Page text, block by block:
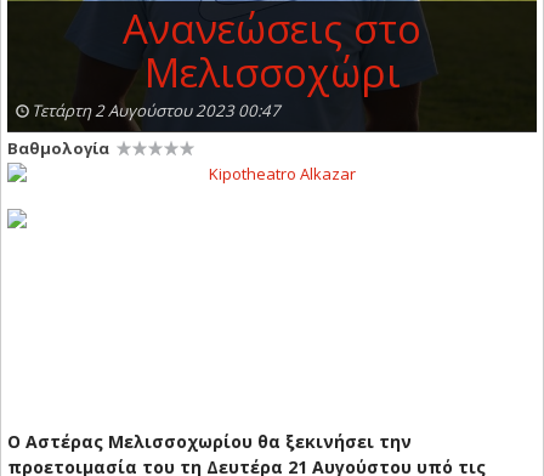
Aνανεώσεις στο
Μελισσοχώρι
Τετάρτη 2 Αυγούστου 2023 00:47
Βαθμολογία
O Αστέρας Μελισσοχωρίου θα ξεκινήσει την
προετοιμασία του τη Δευτέρα 21 Αυγούστου υπό τις